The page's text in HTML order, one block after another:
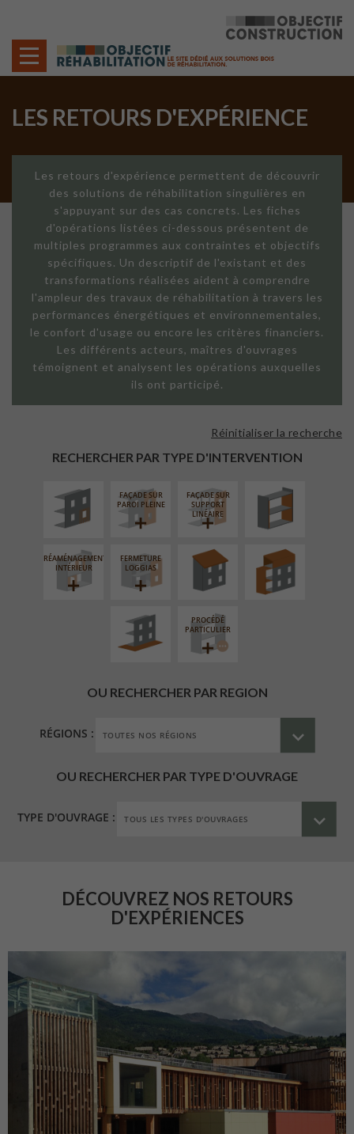
LES RETOURS D'EXPÉRIENCE
Les retours d'expérience permettent de découvrir
des solutions de réhabilitation singulières en
s'appuyant sur des cas concrets. Les fiches
d'opérations listées ci-dessous présentent de
multiples programmes aux contraintes et objectifs
spécifiques. Un descriptif de l'existant et des
transformations réalisées aident à comprendre
l'ampleur des travaux de réhabilitation à travers les
performances énergétiques et environnementales,
le confort d'usage ou encore les critères financiers.
Les différents acteurs, maîtres d'ouvrages
témoignent et analysent les opérations auxquelles
ils ont participé.
RECHERCHER PAR TYPE D'INTERVENTION
Réinitialiser la recherche
EXTÉRIEURE
FAÇADE SUR
PAROI PLEINE
FAÇADE SUR
SUPPORT
LINÉAIRE
ISOLATION
INTÉRIEURE
RÉAMÉNAGEMENT
INTÉRIEUR
FERMETURE
LOGGIAS
RÉFECTION DES
TOITURES
SURÉLÉVATION
EXTENSION
AMÉNAGEMENT
EXTÉRIEUR
PROCÉDÉ
PARTICULIER
OU RECHERCHER PAR REGION
RÉGIONS :
OU RECHERCHER PAR TYPE D'OUVRAGE
TYPE D'OUVRAGE :
DÉCOUVREZ NOS RETOURS
D'EXPÉRIENCES